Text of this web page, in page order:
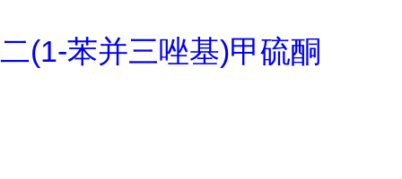
二(1-苯并三唑基)甲硫酮